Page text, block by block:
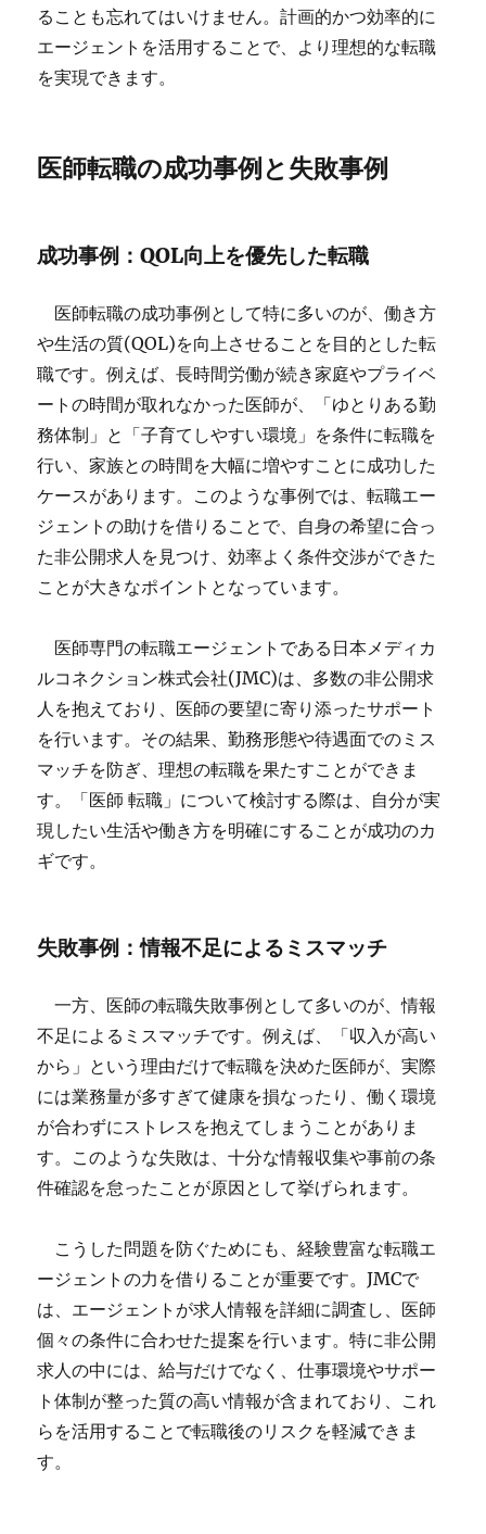
ることも忘れてはいけません。計画的かつ効率的に
エージェントを活用することで、より理想的な転職
を実現できます。
医師転職の成功事例と失敗事例
成功事例：QOL向上を優先した転職
医師転職の成功事例として特に多いのが、働き方
や生活の質(QOL)を向上させることを目的とした転
職です。例えば、長時間労働が続き家庭やプライベ
ートの時間が取れなかった医師が、「ゆとりある勤
務体制」と「子育てしやすい環境」を条件に転職を
行い、家族との時間を大幅に増やすことに成功した
ケースがあります。このような事例では、転職エー
ジェントの助けを借りることで、自身の希望に合っ
た非公開求人を見つけ、効率よく条件交渉ができた
ことが大きなポイントとなっています。
医師専門の転職エージェントである日本メディカ
ルコネクション株式会社(JMC)は、多数の非公開求
人を抱えており、医師の要望に寄り添ったサポート
を行います。その結果、勤務形態や待遇面でのミス
マッチを防ぎ、理想の転職を果たすことができま
す。「医師 転職」について検討する際は、自分が実
現したい生活や働き方を明確にすることが成功のカ
ギです。
失敗事例：情報不足によるミスマッチ
一方、医師の転職失敗事例として多いのが、情報
不足によるミスマッチです。例えば、「収入が高い
から」という理由だけで転職を決めた医師が、実際
には業務量が多すぎて健康を損なったり、働く環境
が合わずにストレスを抱えてしまうことがありま
す。このような失敗は、十分な情報収集や事前の条
件確認を怠ったことが原因として挙げられます。
こうした問題を防ぐためにも、経験豊富な転職エ
ージェントの力を借りることが重要です。JMCで
は、エージェントが求人情報を詳細に調査し、医師
個々の条件に合わせた提案を行います。特に非公開
求人の中には、給与だけでなく、仕事環境やサポー
ト体制が整った質の高い情報が含まれており、これ
らを活用することで転職後のリスクを軽減できま
す。